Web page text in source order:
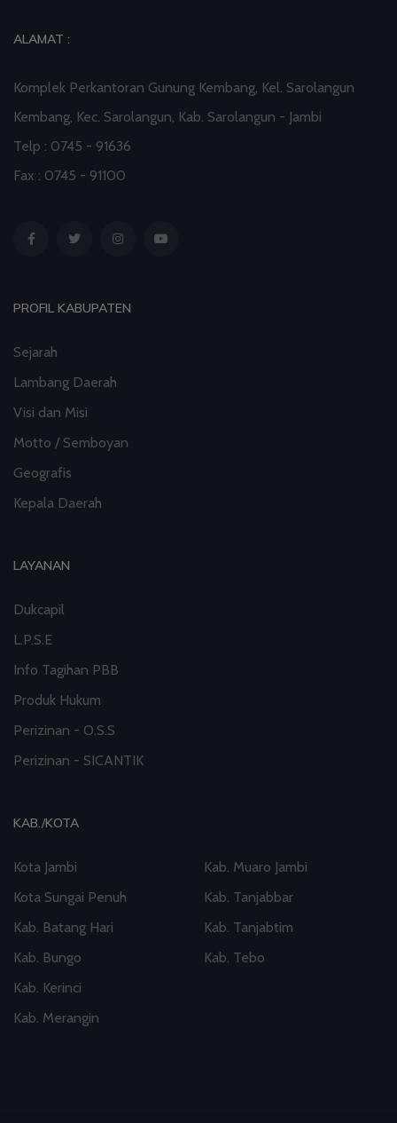
Makna Keberagaman
03 Aug 2026 08:52 artikel
ALAMAT :
Komplek Perkantoran Gunung Kembang, Kel. Sarolangun
Kembang, Kec. Sarolangun, Kab. Sarolangun - Jambi
Telp : 0745 - 91636
Fax : 0745 - 91100
PROFIL KABUPATEN
Sejarah
Lambang Daerah
Visi dan Misi
Motto / Semboyan
Geografis
Kepala Daerah
LAYANAN
Dukcapil
L.P.S.E
Info Tagihan PBB
Produk Hukum
Perizinan - O.S.S
Perizinan - SICANTIK
KAB./KOTA
Kota Jambi
Kota Sungai Penuh
Kab. Batang Hari
Kab. Bungo
Kab. Kerinci
Kab. Merangin
Kab. Muaro Jambi
Kab. Tanjabbar
Kab. Tanjabtim
Kab. Tebo